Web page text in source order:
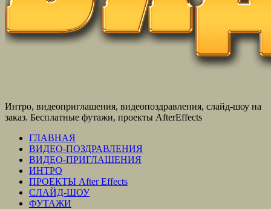
Интро, видеоприглашения, видеопоздравления, слайд-шоу на
заказ. Бесплатные футажи, проекты AfterEffects
ГЛАВНАЯ
ВИДЕО-ПОЗДРАВЛЕНИЯ
ВИДЕО-ПРИГЛАШЕНИЯ
ИНТРО
ПРОЕКТЫ After Effects
СЛАЙД-ШОУ
ФУТАЖИ